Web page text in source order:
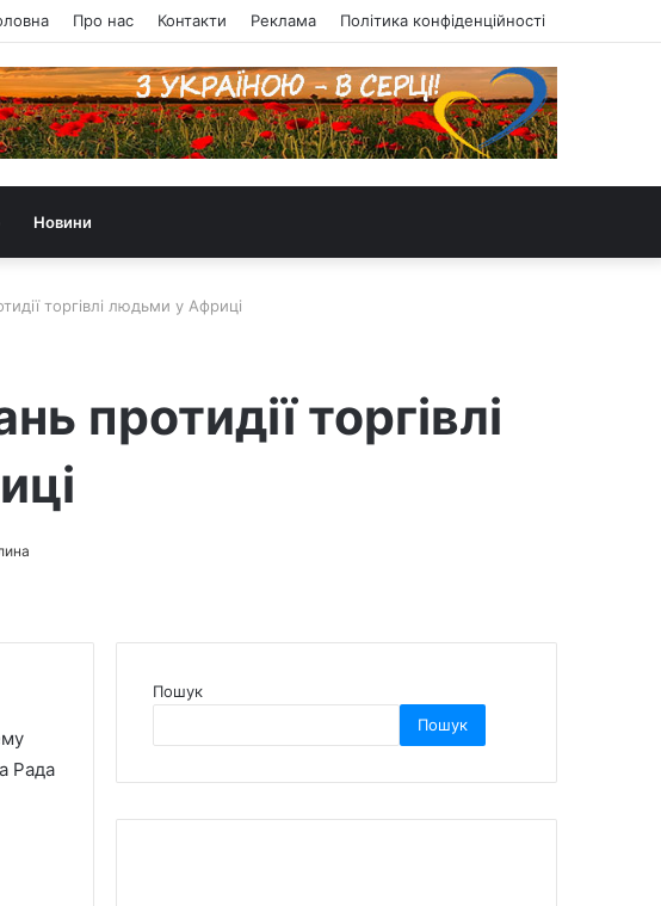
Про нас Контакти Реклама Політика конфіденційності
Новини
торгівлі людьми у Африці
протидії торгівлі
Рада
Пошук
Пошук